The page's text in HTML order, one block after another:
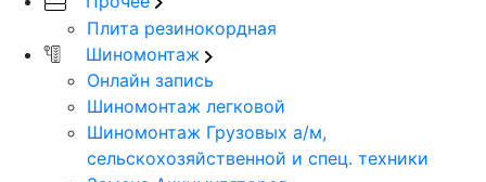
Плита резинокордная
Шиномонтаж
Онлайн запись
Шиномонтаж легковой
Шиномонтаж Грузовых а/м,
сельскохозяйственной и спец. техники